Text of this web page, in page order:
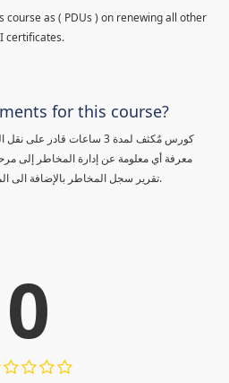
course as ( PDUs ) on renewing all other
certificates.
for this course?
كورس مٌكثف لمدة 3 ساعات
معرفة أي معلومة عن إدارة المخاطر إلى
تقرير سجل المخاطر بالإضافة الى المقدرة التامية لإدارة مخاطر المشاريع.
0